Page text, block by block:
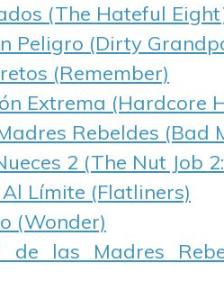
(The Hateful
Peligro (Dirty
(Remember)
Extrema (Hardcore
Rebeldes (Bad
2 (The Nut Job
Límite (Flatliners)
(Wonder)
de las Madres